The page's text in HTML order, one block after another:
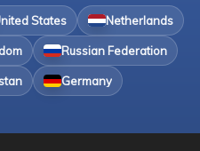
States Netherlands
Russian Federation
Germany